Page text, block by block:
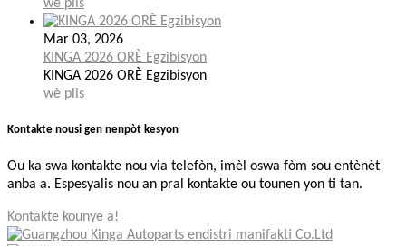
wè plis
Mar 03, 2026
KINGA 2026 ORÈ Egzibisyon
KINGA 2026 ORÈ Egzibisyon
wè plis
Kontakte nousi gen nenpòt kesyon
Ou ka swa kontakte nou via telefòn, imèl oswa fòm sou entènèt
anba a. Espesyalis nou an pral kontakte ou tounen yon ti tan.
Kontakte kounye a!